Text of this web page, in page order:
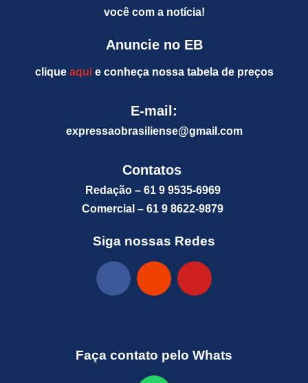
você com a notícia!
Anuncie no EB
clique aquie conheça nossa tabela de preços
E-mail:
expressaobrasiliense@gmail.com
Contatos
Redação – 61 9 9535-6969
Comercial – 61 9 8622-9879
Siga nossas Redes
Faça contato pelo Whats